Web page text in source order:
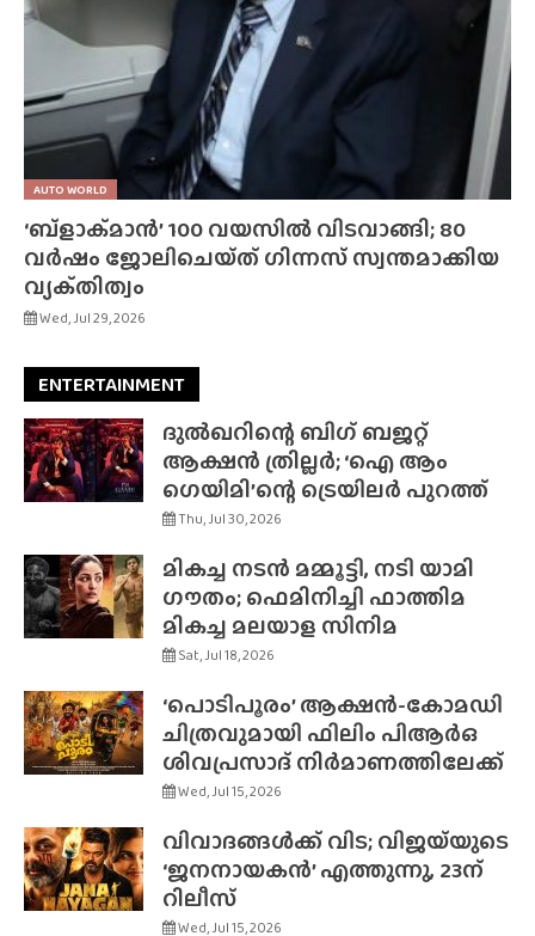
AUTO WORLD
‘ബ്‌ളാക്‌മാൻ’ 100 വയസിൽ വിടവാങ്ങി; 80
വർഷം ജോലിചെയ്‌ത്‌ ഗിന്നസ് സ്വന്തമാക്കിയ
വ്യക്‌തിത്വം
Wed, Jul 29, 2026
ENTERTAINMENT
ദുൽഖറിന്റെ ബിഗ് ബജറ്റ്
ആക്ഷൻ ത്രില്ലർ; ‘ഐ ആം
ഗെയിമി’ന്റെ ട്രെയിലർ പുറത്ത്
Thu, Jul 30, 2026
മികച്ച നടൻ മമ്മൂട്ടി, നടി യാമി
ഗൗതം; ഫെമിനിച്ചി ഫാത്തിമ
മികച്ച മലയാള സിനിമ
Sat, Jul 18, 2026
‘പൊടിപൂരം’ ആക്ഷൻ-കോമഡി
ചിത്രവുമായി ഫിലിം പിആർഒ
ശിവപ്രസാദ് നിർമാണത്തിലേക്ക്
Wed, Jul 15, 2026
വിവാദങ്ങൾക്ക് വിട; വിജയ്‌യുടെ
‘ജനനായകൻ’ എത്തുന്നു, 23ന്
റിലീസ്
Wed, Jul 15, 2026